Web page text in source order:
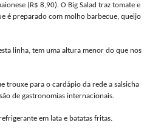
(R$ 8,90). O Big Salad traz tomate e
é preparado com molho barbecue, queijo
linha, tem uma altura menor do que nos
trouxe para o cardápio da rede a salsicha
de gastronomias internacionais.
em lata e batatas fritas.